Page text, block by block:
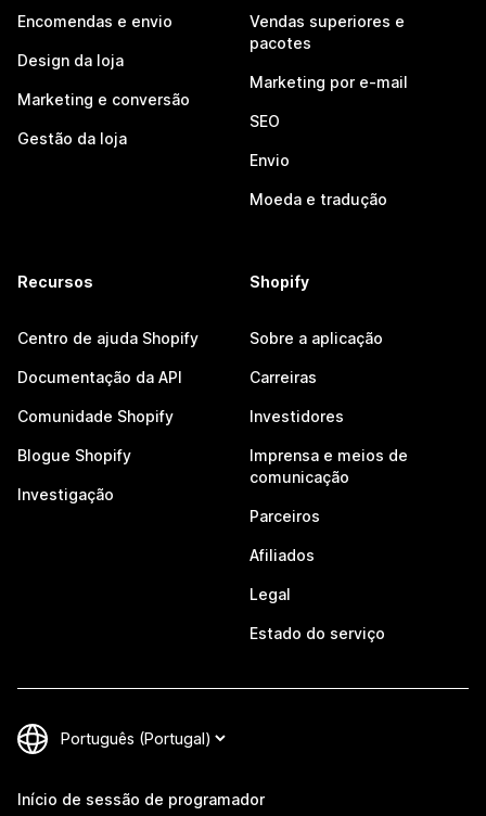
Encomendas e envio
Design da loja
Marketing e conversão
Gestão da loja
Vendas superiores e
pacotes
Marketing por e-mail
SEO
Envio
Moeda e tradução
Recursos
Centro de ajuda Shopify
Documentação da API
Comunidade Shopify
Blogue Shopify
Investigação
Shopify
Sobre a aplicação
Carreiras
Investidores
Imprensa e meios de
comunicação
Parceiros
Afiliados
Legal
Estado do serviço
Início de sessão de programador